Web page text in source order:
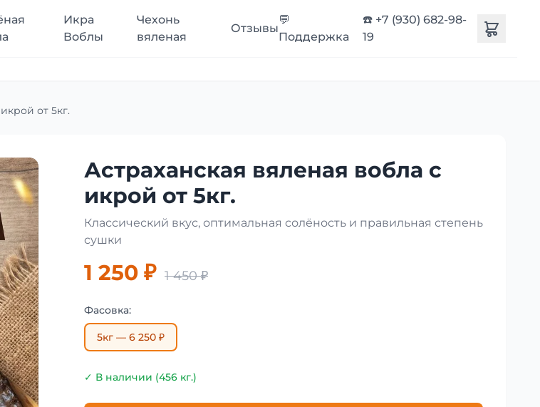
Икра
Воблы
Чехонь
вяленая
Отзывы
💬
Поддержка
☎️ +7 (930) 682-98-
19
от 5кг.
Астраханская вяленая вобла с
икрой от 5кг.
Классический вкус, оптимальная солёность и правильная степень
сушки
1 250 ₽ 1 450 ₽
Фасовка:
5кг — 6 250 ₽
✓ В наличии (456 кг.)